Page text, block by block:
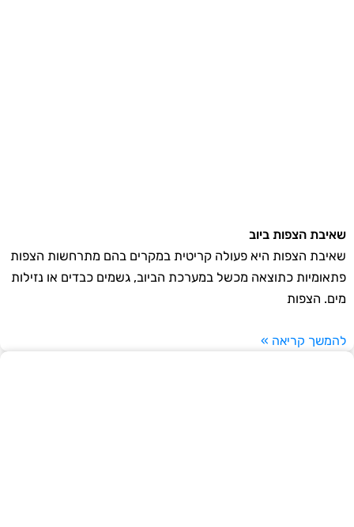
שאיבת הצפות ביוב
שאיבת הצפות היא פעולה קריטית במקרים בהם מתרחשות הצפות
פתאומיות כתוצאה מכשל במערכת הביוב, גשמים כבדים או נזילות
מים. הצפות
להמשך קריאה »